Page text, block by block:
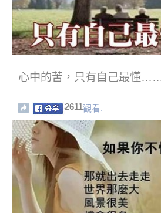
心中的苦，只有自己最懂
2611觀看.